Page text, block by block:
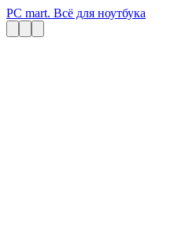
PC mart. Всё для ноутбука